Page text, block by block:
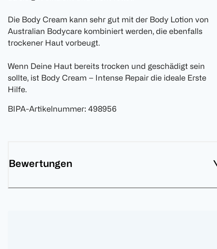
Die Body Cream kann sehr gut mit der Body Lotion von
Australian Bodycare kombiniert werden, die ebenfalls
trockener Haut vorbeugt.
Wenn Deine Haut bereits trocken und geschädigt sein
sollte, ist Body Cream – Intense Repair die ideale Erste
Hilfe.
BIPA-Artikelnummer: 498956
Bewertungen